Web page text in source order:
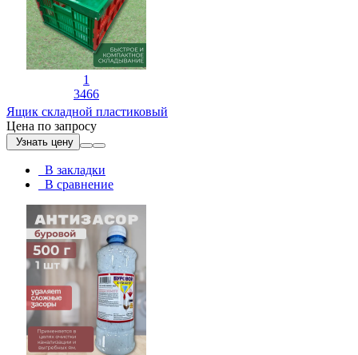
1
3466
Ящик складной пластиковый
Цена по запросу
Узнать цену
В закладки
В сравнение